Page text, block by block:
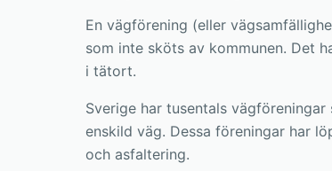
En vägförening (eller
som inte sköts av kommunen. Det
i tätort.
Sverige har tusentals
enskild väg. Dessa föreningar har
och asfaltering.